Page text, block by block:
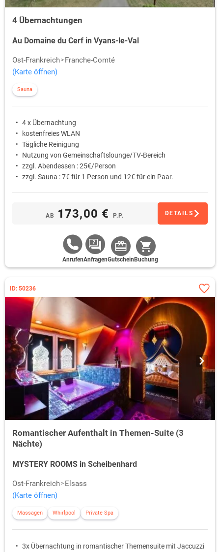
4 Übernachtungen
Au Domaine du Cerf in Vyans-le-Val
Ost-Frankreich
Franche-Comté
(Karte öffnen)
Sauna
4 x Übernachtung
kostenfreies WLAN
Tägliche Reinigung
Nutzung von Gemeinschaftslounge/TV-Bereich
zzgl. Abendessen : 25€/Person
zzgl. Sauna : 7€ für 1 Person und 12€ für ein Paar.
AB 173,00 € P.P. DETAILS
AnrufenAnfragenGutschein Buchung
ID: 50236
Romantischer Aufenthalt in Themen-Suite (3
Nächte)
MYSTERY ROOMS in Scheibenhard
Ost-Frankreich
Elsass
(Karte öffnen)
Massagen Whirlpool Private Spa
3x Übernachtung in romantischer Themensuite mit Jaccuzzi